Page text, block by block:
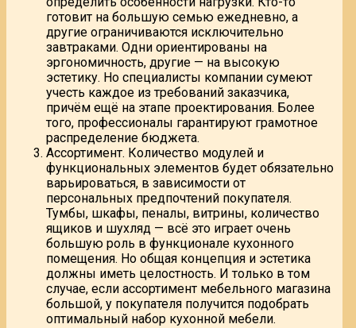
готовит на большую семью ежедневно, а
другие ограничиваются исключительно
завтраками. Одни ориентированы на
эргономичность, другие — на высокую
эстетику. Но специалисты компании сумеют
учесть каждое из требований заказчика,
причём ещё на этапе проектирования. Более
того, профессионалы гарантируют грамотное
распределение бюджета.
Ассортимент. Количество модулей и
функциональных элементов будет обязательно
варьироваться, в зависимости от
персональных предпочтений покупателя.
Тумбы, шкафы, пеналы, витрины, количество
ящиков и шухляд — всё это играет очень
большую роль в функционале кухонного
помещения. Но общая концепция и эстетика
должны иметь целостность. И только в том
случае, если ассортимент мебельного магазина
большой, у покупателя получится подобрать
оптимальный набор кухонной мебели.